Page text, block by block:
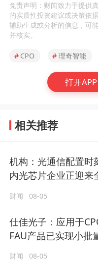
免责声明：财闻致力于提供
的实质性投资建议或决策依
辅助生成或分析的信息，可
并核实。
# CPO # 理奇智能
打开
相关推荐
机构：光通信配置时
内光芯片企业正迎来
财闻 08-05
仕佳光子：应用于
FAU产品已实现小批
财闻 08-05